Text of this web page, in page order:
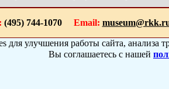
(495) 744-1070 Email:
для улучшения работы сайта, анализа
Вы соглашаетесь с нашей